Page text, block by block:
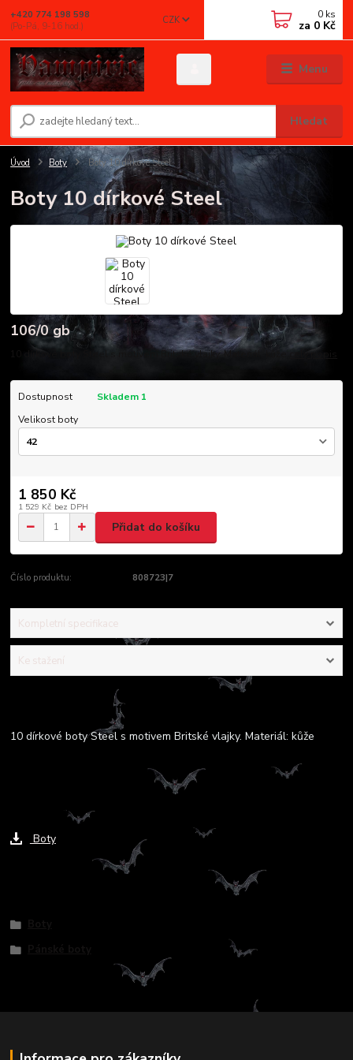
Menu
CZK
Hledat
+420 774 198 598
(Po-Pá, 9-16 hod.)
0 ks
za 0 Kč
Úvod Boty Boty 10 dírkové Steel
Boty 10 dírkové Steel
106/0 gb
10 dírkové boty Steel s motivem Britské vlajky. Materiál: kůže celý popis
Dostupnost
Skladem 1
Velikost boty
1 850 Kč
1 529 Kč bez DPH
Přidat do košíku
Číslo produktu: 808723|7
Kompletní specifikace
Ke stažení
Kompletní specifikace
10 dírkové boty Steel s motivem Britské vlajky. Materiál: kůže
Ke stažení
Boty